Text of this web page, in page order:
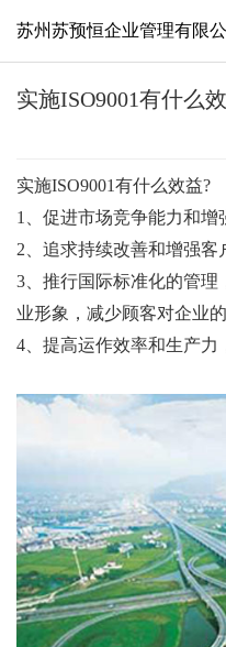
苏州苏预恒企业管理有限
实施ISO9001有什么
实施ISO9001有什么效益?
1、促进市场竞争能力和增
2、追求持续改善和增强
3、推行国际标准化的管
业形象，减少顾客对企业
4、提高运作效率和生产力